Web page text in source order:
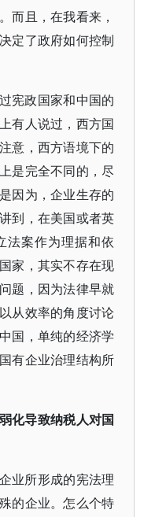
而且，在我看来，
定了政府如何控制
宪政国家和中国的
有人说过，西方国
意，西方语境下的
是完全不同的，尽
因为，企业生存的
到，在美国或者英
法案作为理据和依
家，其实不存在现
题，因为法律早就
从效率的角度讨论
国，单纯的经济学
有企业治理结构所
化导致纳税人对国
业所形成的宪法理
的企业。怎么个特